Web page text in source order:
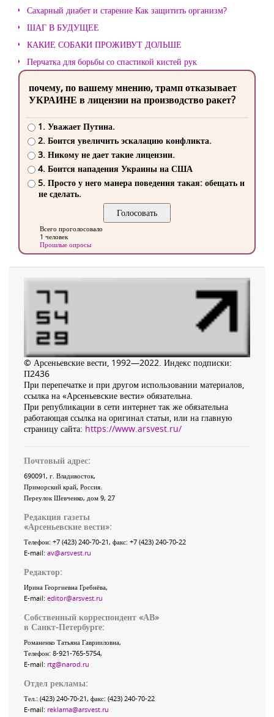
Сахарный диабет и старение Как защитить организм?
ШАГ В БУДУЩЕЕ
КАКИЕ СОБАКИ ПРОЖИВУТ ДОЛЬШЕ
Перчатка для борьбы со спастикой кистей рук
почему, по вашему мнению, трамп отказывает
УКРАИНЕ в лицензии на производство ракет?
1. Уважает Путина.
2. Боится увеличить эскалацию конфликта.
3. Никому не дает такие лицензии.
4. Боится нападения Украины на США
5. Просто у него манера поведения такая: обещать и
не сделать.
Всего проголосовало
1 человек
Прошлые опросы
© Арсеньевские вести, 1992—2022. Индекс подписки:
П2436
При перепечатке и при другом использовании материалов,
ссылка на «Арсеньевские вести» обязательна.
При републикации в сети интернет так же обязательна
работающая ссылка на оригинал статьи, или на главную
страницу сайта: https://www.arsvest.ru/
Почтовый адрес:
690091, г. Владивосток,
Приморский край, Россия.
Переулок Шевченко, дом 9, 27
Редакция газеты
«Арсеньевские вести»:
Телефон: +7 (423) 240-70-21, факс: +7 (423) 240-70-22
E-mail: av@arsvest.ru
Редактор:
Ирина Георгиевна Гребнёва,
E-mail: editor@arsvest.ru
Собственный корреспондент «АВ»
в Санкт-Петербурге:
Романенко Татьяна Гаврииловна,
Телефон: 8-921-765-5754,
E-mail: rtg@narod.ru
Отдел рекламы:
Тел.: (423) 240-70-21, факс: (423) 240-70-22
E-mail: reklama@arsvest.ru